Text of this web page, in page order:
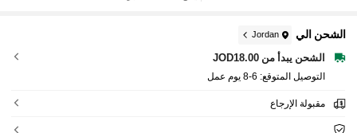
الشحن الي Jordan
الشحن يبدأ من JOD18.00
التوصيل المتوقع: 6-8 يوم عمل
مقبولة الإرجاع